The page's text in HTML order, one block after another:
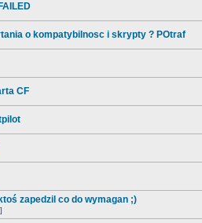
o kompatybilnosc i skrypty ? POtraf
CF
zapedzil co do wymagan ;)
]